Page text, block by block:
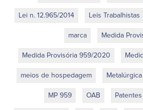
Lei n. 12.965/2014 Leis Trabalhistas
marca Medida
Medida Provisória 959/2020
meios de hospedagem Metalúrgica
MP 959 OAB Patentes